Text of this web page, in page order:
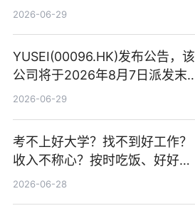
讯
2026-06-29
YUSEI(00096.HK)发布公告，该
公司将于2026年8月7日派发末
期股息每股人民币0.013元 每日
2026-06-29
考不上好大学？找不到好工作？
收入不称心？按时吃饭、好好睡
觉
2026-06-28